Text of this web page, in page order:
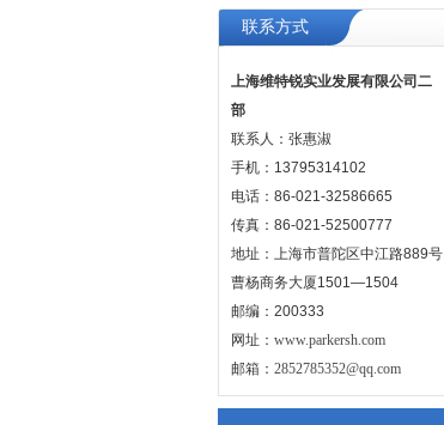
联系方式
上海维特锐实业发展有限公司二
部
联系人：张惠淑
手机：13795314102
电话：86-021-32586665
传真：86-021-52500777
地址：上海市普陀区中江路889号
曹杨商务大厦1501—1504
邮编：200333
网址： www.parkersh.com
邮箱： 2852785352@qq.com